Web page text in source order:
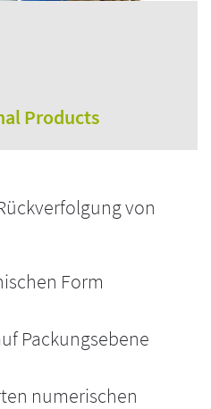
Products
von
Form
Packungsebene
numerischen